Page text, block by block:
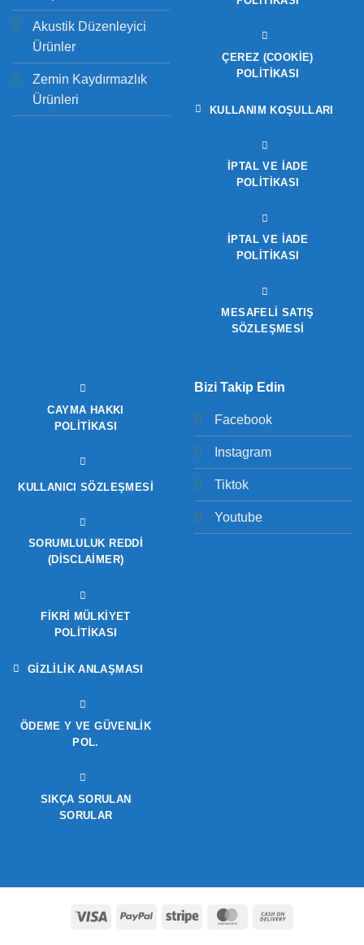
Akustik Düzenleyici
Ürünler
Zemin Kaydırmazlık
Ürünleri
ÇEREZ (COOKIE)
POLITIKASI
KULLANIM KOŞULLARI
İPTAL VE İADE
POLITIKASI
İPTAL VE İADE
POLITIKASI
MESAFELİ SATIŞ
SÖZLEŞMESİ
CAYMA HAKKI
POLITIKASI
KULLANICI SÖZLEŞMESI
SORUMLULUK REDDI
(DISCLAIMER)
FIKRI MÜLKIYET
POLITIKASI
GIZLILIK ANLAŞMASI
ÖDEME Y VE GÜVENLIK
POL.
SIKÇA SORULAN
SORULAR
Bizi Takip Edin
Facebook
Instagram
Tiktok
Youtube
Visa PayPal Stripe MasterCard